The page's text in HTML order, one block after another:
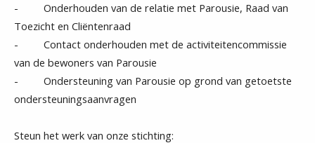
- Onderhouden van de relatie met Parousie, Raad van
Toezicht en Cliëntenraad
- Contact onderhouden met de activiteitencommissie
van de bewoners van Parousie
- Ondersteuning van Parousie op grond van getoetste
ondersteuningsaanvragen
Steun het werk van onze stichting: